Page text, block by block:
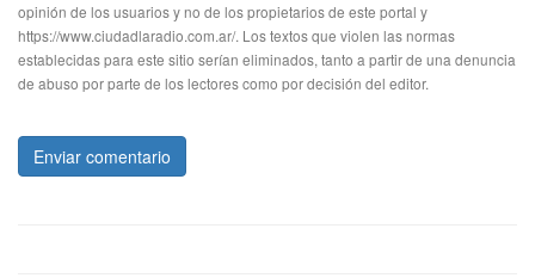
opinión de los usuarios y no de los propietarios de este portal y
https://www.ciudadlaradio.com.ar/. Los textos que violen las normas
establecidas para este sitio serían eliminados, tanto a partir de una denuncia
de abuso por parte de los lectores como por decisión del editor.
Enviar comentario